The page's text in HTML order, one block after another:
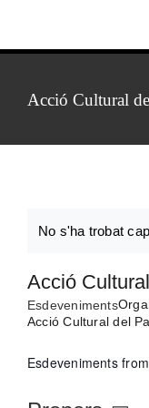
content
Inici
Foto-vídeo
Notícies
Acció Cultural
Notice
No s'ha trobat
Acció
Esdeveniments
Acció Cultural del
Esdeveniments